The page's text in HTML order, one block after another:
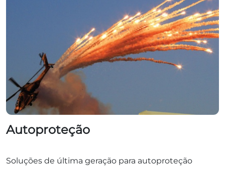
Autoproteção
Soluções de última geração para autoproteção